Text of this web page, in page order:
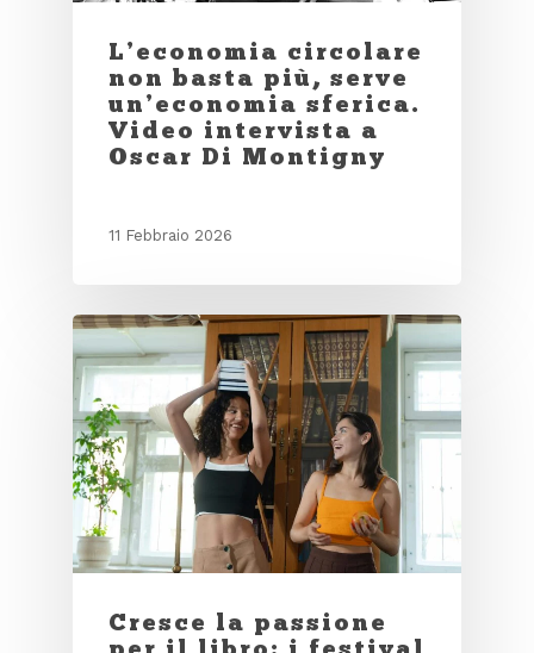
L’economia circolare
non basta più, serve
un’economia sferica.
Video intervista a
Oscar Di Montigny
11 Febbraio 2026
Cresce la passione